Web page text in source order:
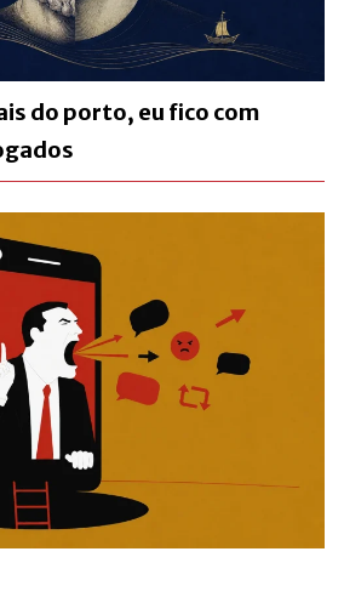
do porto, eu fico com